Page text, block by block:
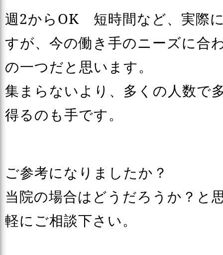
週2からOK 短時間など、実際
すが、今の働き手のニーズに合
の一つだと思います。
集まらないより、多くの人数で
得るのも手です。
ご参考になりましたか？
当院の場合はどうだろうか？と
軽にご相談下さい。